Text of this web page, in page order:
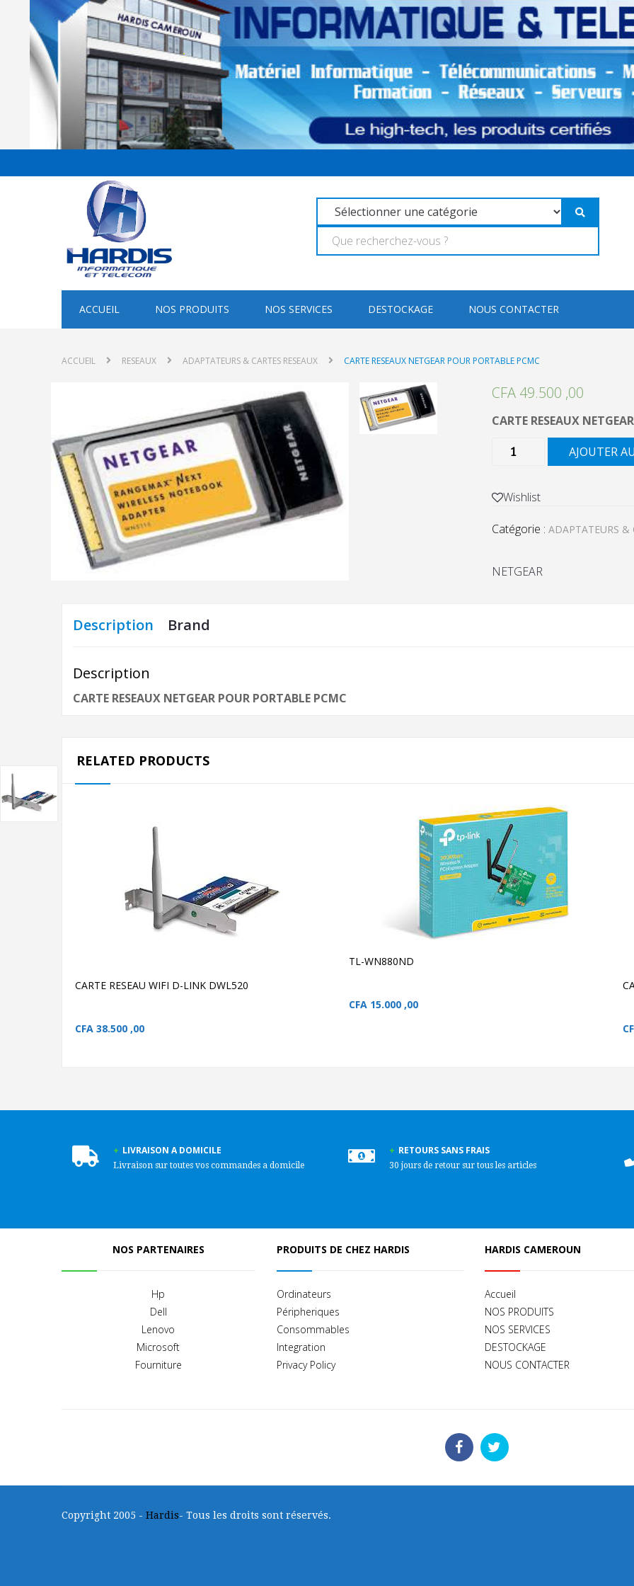
ACCUEIL NOS PRODUITS NOS SERVICES DESTOCKAGE NOUS CONTACTER
ACCUEIL RESEAUX ADAPTATEURS & CARTES RESEAUX CARTE RESEAUX NETGEAR POUR PORTABLE PCMC
CFA 49.500 ,00
CARTE RESEAUX
quantité
RESEAUX
POUR
PCMC
AJOUTER
Wishlist
Catégorie :ADAPTATEURS &
NETGEAR
Description Brand
Description
CARTE RESEAUX NETGEAR POUR PORTABLE PCMC
RELATED PRODUCTS
AJOUTER AU PANIER
CARTE RESEAU WIFI D-
LINK DWL520
CARTE RESEAU WIFI D-LINK
CARTE RESEAU WIFI D-LINK DWL520
CFA 38.500 ,00
AJOUTER AU PANIER
TL-WN880ND
La vitesse sans fil N
jusqu’à 300 Mbps est
idéale pour le streaming
La
MIMO
TL-WN880ND
CFA 15.000 ,00
LIVRAISON A DOMICILE
Livraison sur toutes vos commandes a domicile
RETOURS SANS FRAIS
30 jours de retour sur tous les articles
NOS PARTENAIRES
Hp
Dell
Lenovo
Microsoft
Fourniture
PRODUITS DE CHEZ HARDIS
Ordinateurs
Péripheriques
Consommables
Integration
Privacy Policy
HARDIS CAMEROUN
Accueil
NOS PRODUITS
NOS SERVICES
DESTOCKAGE
NOUS CONTACTER
Copyright 2005 - Hardis- Tous les droits sont réservés.